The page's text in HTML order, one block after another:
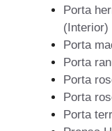
Porta
(Interior)
Porta
Porta
Porta
Porta
Porta